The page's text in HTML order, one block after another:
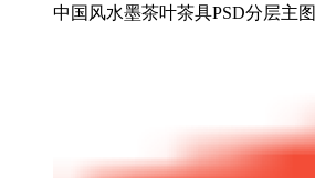
中国风水墨茶叶茶具PSD分层主图